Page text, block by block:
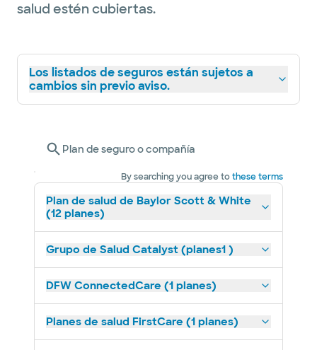
salud estén cubiertas.
Los listados de seguros están sujetos a
cambios sin previo aviso.
Plan de seguro o compañía
By searching you agree tothese terms
Plan de salud de Baylor Scott & White
(12 planes)
Grupo de Salud Catalyst (planes1 )
DFW ConnectedCare (1 planes)
Planes de salud FirstCare (1 planes)